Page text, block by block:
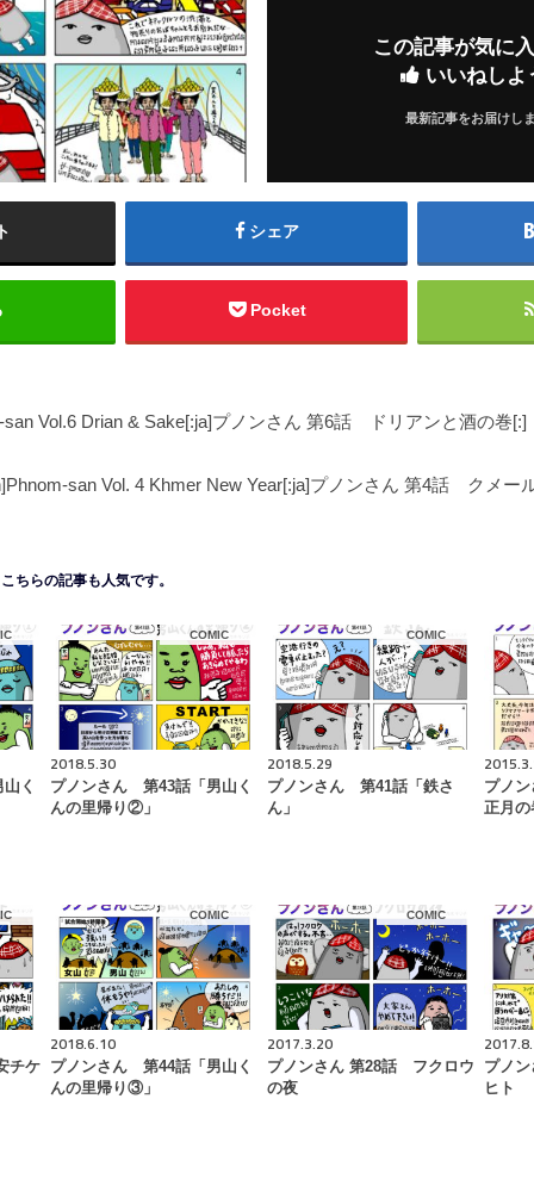
この記事が気に
いいねしよ
最新記事をお届けしま
シェア
Pocket
san Vol.6 Drian & Sake[:ja]プノンさん 第6話 ドリアンと酒の巻[:]
san Vol. 4 Khmer New Year[:ja]プノンさん 第4話 クメー
こちらの記事も人気です。
く
COMIC
2018.5.30
プノンさん 第43話「男山く
んの里帰り②」
COMIC
2018.5.29
プノンさん 第41話「鉄さ
ん」
プノ
正月の
チケ
COMIC
2018.6.10
プノンさん 第44話「男山く
んの里帰り③」
COMIC
2017.3.20
プノンさん 第28話 フクロウ
の夜
プノ
ヒト